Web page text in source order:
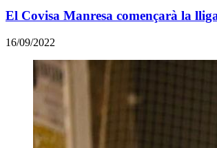
El Covisa Manresa començarà la
16/09/2022